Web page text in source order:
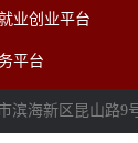
业创业平台
平台
滨海新区昆山路9